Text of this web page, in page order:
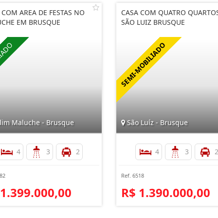
AREA DE FESTAS NO
EM BRUSQUE
Maluche - Brusque
4 3 2
CASA COM QUATRO
SÃO LUIZ BRUSQUE
São Luíz - Brusque
4 3 2
Ref. 6518
R$ 1.390.000,00